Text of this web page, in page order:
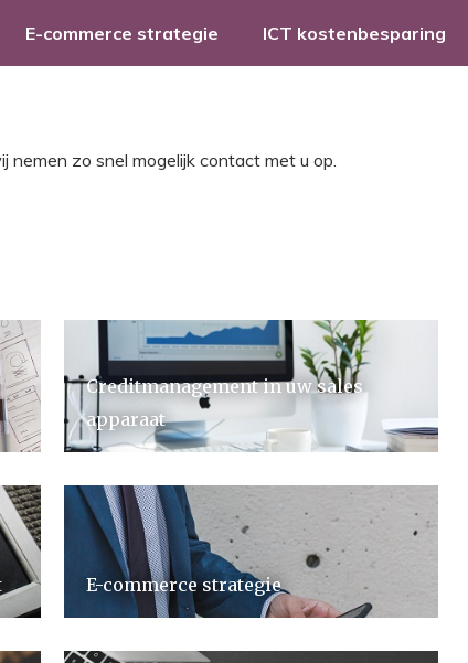
E-commerce strategie ICT kostenbesparing
zo snel mogelijk contact met u op.
Creditmanagement in uw sales
apparaat
E-commerce strategie